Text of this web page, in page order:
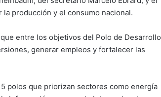
la producción y el consumo nacional.
entre los objetivos del Polo de Desarrollo
generar empleos y fortalecer las
polos que priorizan sectores como energía